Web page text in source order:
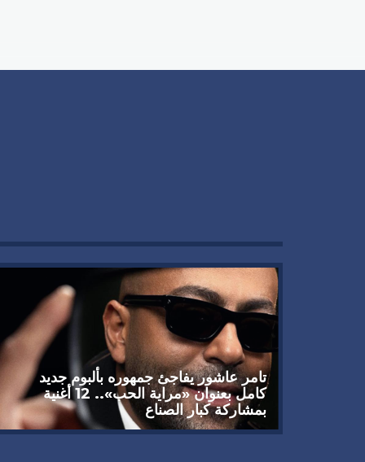
تامر عاشور يفاجئ جمهوره بألبوم جديد
كامل بعنوان «مراية الحب».. 12 أغنية
بمشاركة كبار الصناع